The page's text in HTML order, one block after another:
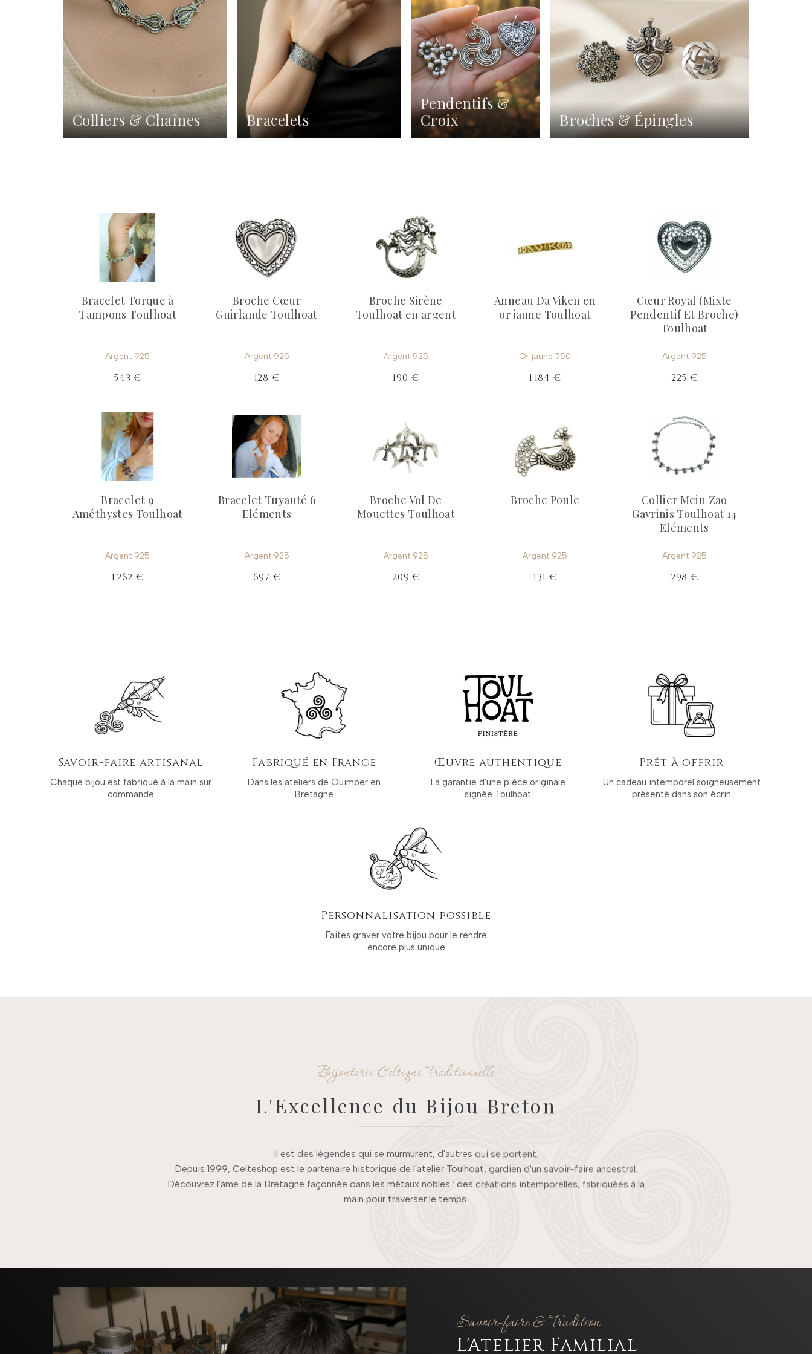
Colliers & Chaînes Bracelets
Pendentifs &
Croix
Broches & Épingles
Bracelet Torque à
Tampons Toulhoat
Argent 925
543 €
Broche Cœur
Guirlande Toulhoat
Argent 925
128 €
Broche Sirène
Toulhoat en argent
Argent 925
190 €
Anneau Da Viken en
or jaune Toulhoat
Or jaune 750
1 184 €
Cœur Royal (Mixte
Pendentif Et Broche)
Toulhoat
Argent 925
225 €
Bracelet 9
Améthystes Toulhoat
Argent 925
1 262 €
Bracelet Tuyauté 6
Eléments
Argent 925
697 €
Broche Vol De
Mouettes Toulhoat
Argent 925
209 €
Broche Poule
Argent 925
131 €
Collier Mein Zao
Gavrinis Toulhoat 14
Eléments
Argent 925
298 €
Savoir-faire artisanal
Chaque bijou est fabriqué à la main sur
commande
Fabriqué en France
Dans les ateliers de Quimper en
Bretagne
Œuvre authentique
La garantie d'une pièce originale
signée Toulhoat
Prêt à offrir
Un cadeau intemporel soigneusement
présenté dans son écrin
Personnalisation possible
Faites graver votre bijou pour le rendre
encore plus unique
Bijouterie Celtique Traditionnelle
L'Excellence du Bijou Breton
Il est des légendes qui se murmurent, d'autres qui se portent.
Depuis 1999, Celteshop est le partenaire historique de l'atelier Toulhoat, gardien d'un savoir-faire ancestral.
Découvrez l'âme de la Bretagne façonnée dans les métaux nobles : des créations intemporelles, fabriquées à la
main pour traverser le temps.
Savoir-faire & Tradition
L'Atelier Familial